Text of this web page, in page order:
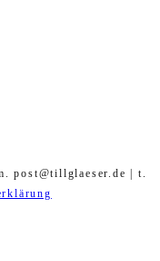
post@tillglaeser.de | t.